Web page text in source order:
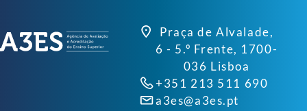
Praça de Alvalade,
6 - 5.º Frente, 1700-
036 Lisboa
+351 213 511 690
a3es@a3es.pt